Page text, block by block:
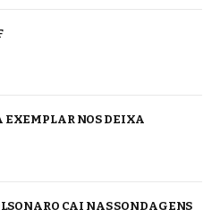
EXEMPLAR NOS DEIXA
CAI NAS SONDAGENS